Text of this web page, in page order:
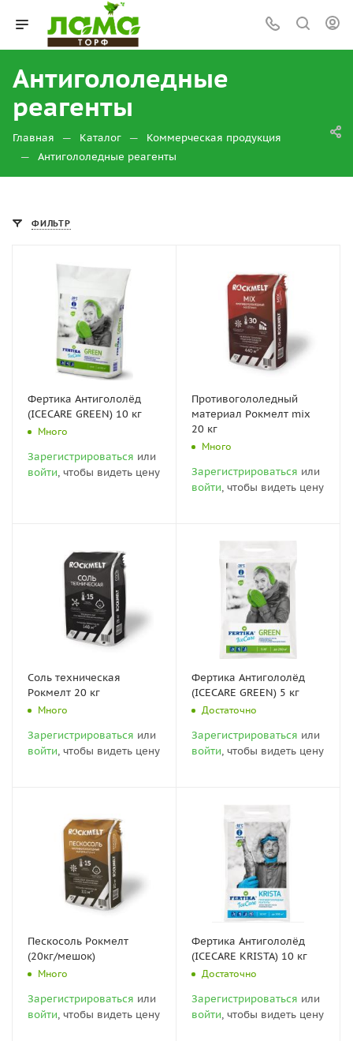
Антигололедные
реагенты
Главная — Каталог — Коммерческая продукция
— Антигололедные реагенты
ФИЛЬТР
Фертика Антигололёд
(ICECARE GREEN) 10 кг
Много
Зарегистрироваться или
войти, чтобы видеть цену
Противогололедный
материал Рокмелт mix
20 кг
Много
Зарегистрироваться или
войти, чтобы видеть цену
Соль техническая
Рокмелт 20 кг
Много
Зарегистрироваться или
войти, чтобы видеть цену
Фертика Антигололёд
(ICECARE GREEN) 5 кг
Достаточно
Зарегистрироваться или
войти, чтобы видеть цену
Пескосоль Рокмелт
(20кг/мешок)
Много
Зарегистрироваться или
войти, чтобы видеть цену
Фертика Антигололёд
(ICECARE KRISTA) 10 кг
Достаточно
Зарегистрироваться или
войти, чтобы видеть цену